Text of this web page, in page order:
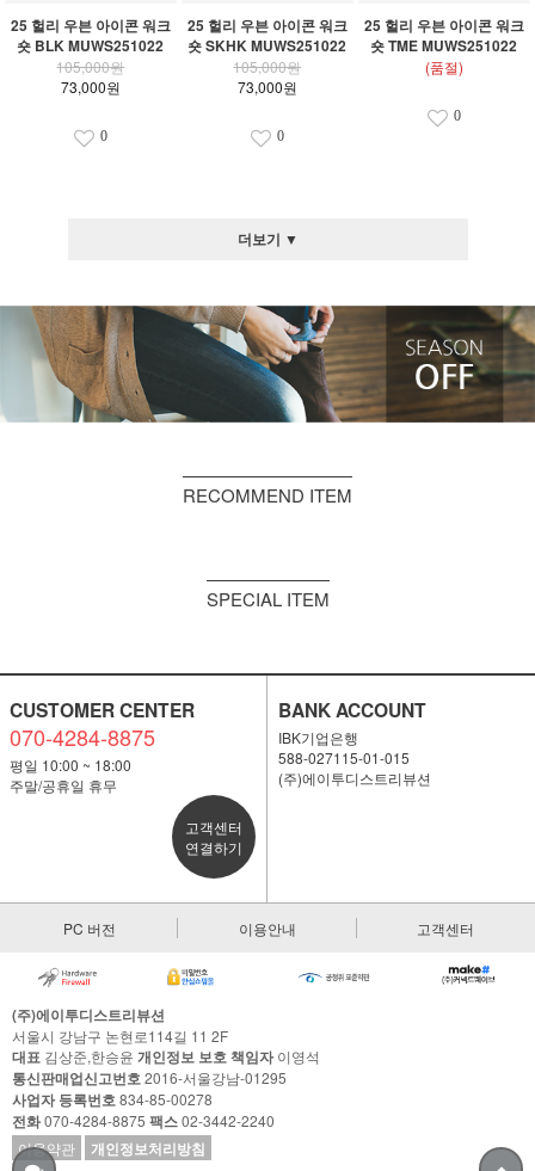
25 헐리 우븐 아이콘 워크
숏 BLK MUWS251022
105,000원
73,000원
0
25 헐리 우븐 아이콘 워크
숏 SKHK MUWS251022
105,000원
73,000원
0
25 헐리 우븐 아이콘 워크
숏 TME MUWS251022
(품절)
0
더보기 ▼
RECOMMEND ITEM
SPECIAL ITEM
CUSTOMER CENTER
070-4284-8875
평일 10:00 ~ 18:00
주말/공휴일 휴무
고객센터
연결하기
BANK ACCOUNT
IBK기업은행
588-027115-01-015
(주)에이투디스트리뷰션
PC 버전 이용안내 고객센터
(주)에이투디스트리뷰션
서울시 강남구 논현로114길 11 2F
대표 김상준,한승윤 개인정보 보호 책임자이영석
통신판매업신고번호2016-서울강남-01295
사업자 등록번호834-85-00278
전화070-4284-8875 팩스02-3442-2240
이용약관
개인정보처리방침